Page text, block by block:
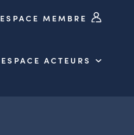
ESPACE MEMBRE
ESPACE ACTEURS